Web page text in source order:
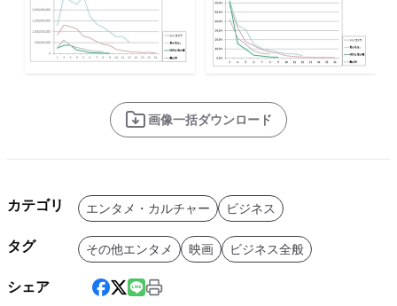
画像一括ダウンロード
カテゴリ エンタメ・カルチャー ビジネス
タグ その他エンタメ 映画 ビジネス全般
シェア